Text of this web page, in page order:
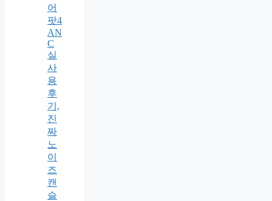
어
팟4
AN
C
실
사
용
후
기,
진
짜
노
이
즈
캔
슬